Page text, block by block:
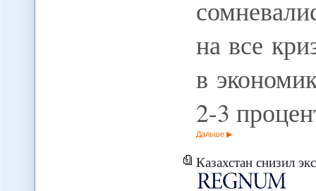
на все
в
2-3
Дальше
Казахстан снизил